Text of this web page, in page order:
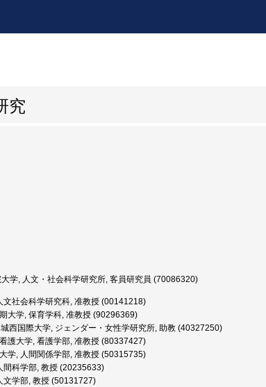
究
学, 人文・社会科学研究所, 客員研究員 (70086320)
文社会科学研究科, 准教授 (00141218)
大学, 保育学科, 准教授 (90296369)
西国際大学, ジェンダー・女性学研究所, 助教 (40327250)
護大学, 看護学部, 准教授 (80337427)
学, 人間関係学部, 准教授 (50315735)
間科学部, 教授 (20235633)
文学部, 教授 (50131727)